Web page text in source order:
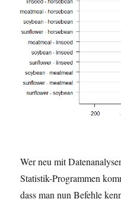
Wer neu mit
Statistik-Programmen
dass man nun Befehle